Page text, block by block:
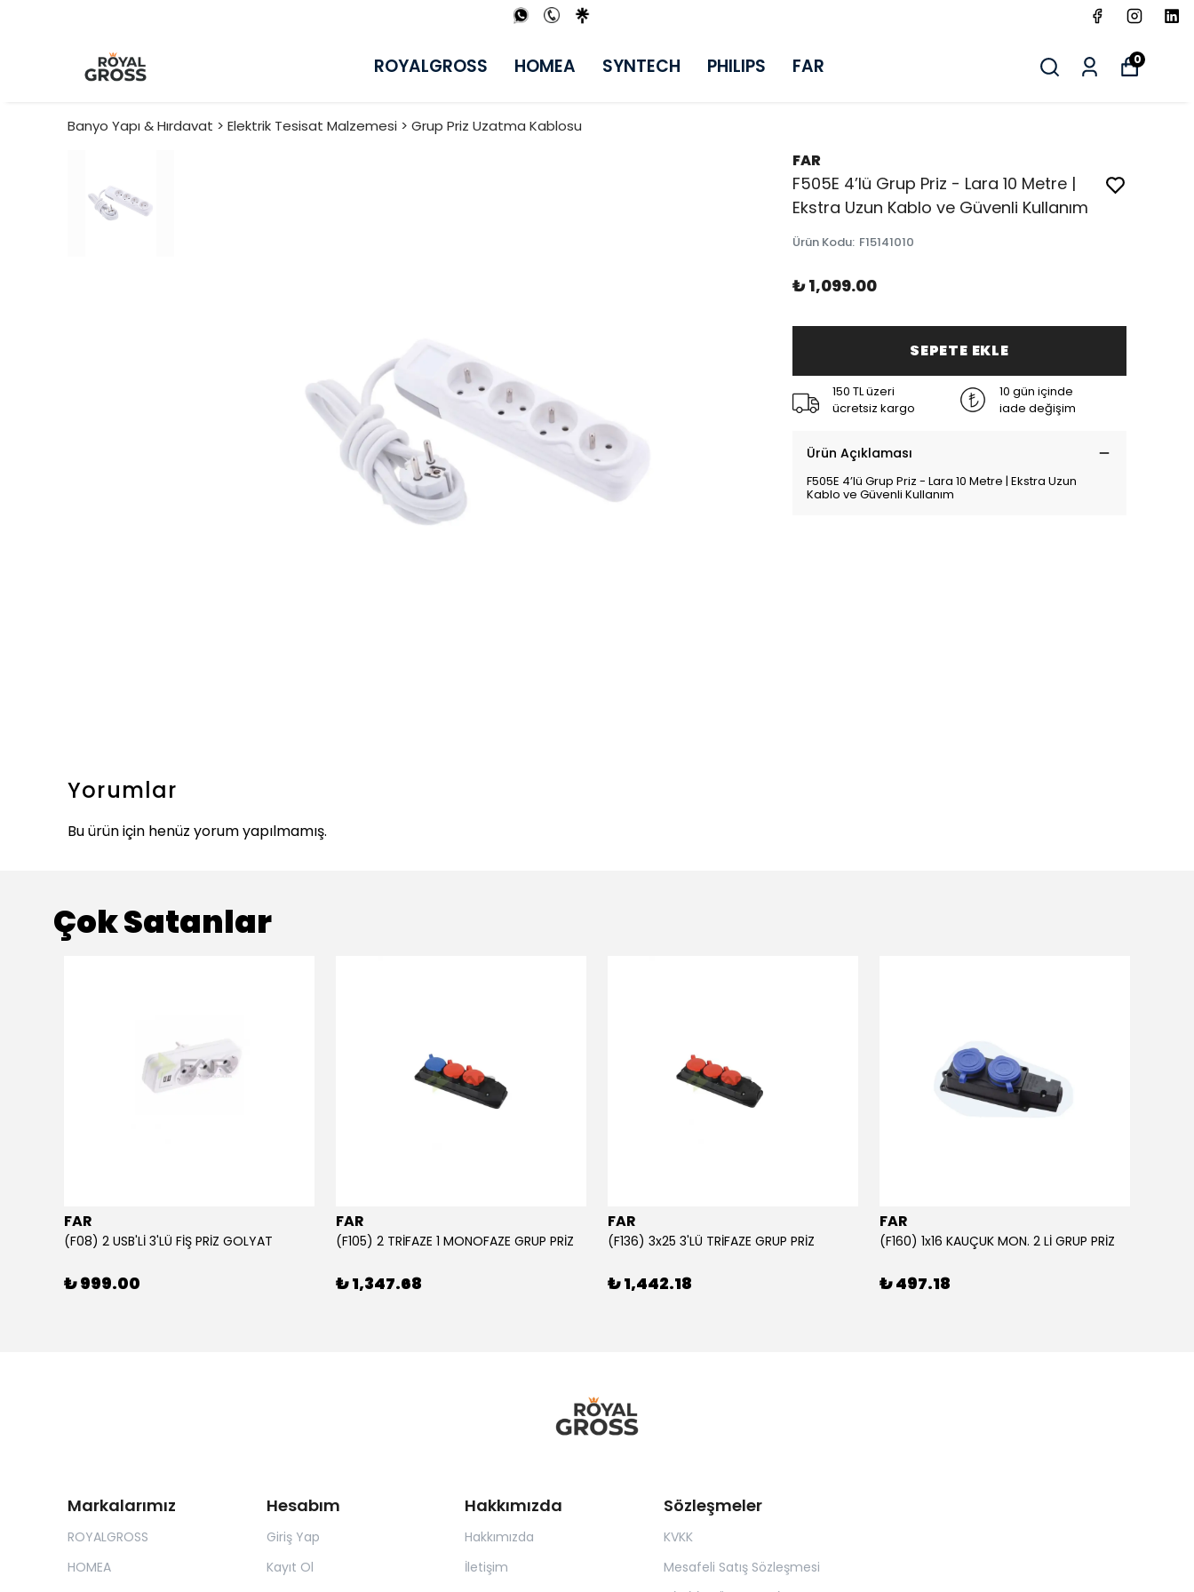
ROYALGROSS HOMEA SYNTECH PHILIPS FAR 0
Banyo Yapı & Hırdavat > Elektrik Tesisat Malzemesi > Grup Priz Uzatma Kablosu
FAR
F505E 4’lü Grup Priz - Lara 10 Metre |
Ekstra Uzun Kablo ve Güvenli Kullanım
Ürün Kodu: F15141010
₺ 1,099.00
SEPETE EKLE
150 TL üzeri
ücretsiz kargo
10 gün içinde
iade değişim
Ürün Açıklaması
F505E 4’lü Grup Priz - Lara 10 Metre | Ekstra Uzun
Kablo ve Güvenli Kullanım
Yorumlar
Bu ürün için henüz yorum yapılmamış.
Çok Satanlar
FAR
(F08) 2 USB'Lİ 3'LÜ FİŞ PRİZ GOLYAT
₺ 999.00
FAR
(F105) 2 TRİFAZE 1 MONOFAZE GRUP PRİZ
₺ 1,347.68
FAR
(F136) 3x25 3'LÜ TRİFAZE GRUP PRİZ
₺ 1,442.18
FAR
(F160) 1x16 KAUÇUK MON. 2 Lİ GRUP PRİZ
₺ 497.18
Markalarımız
ROYALGROSS
HOMEA
Hesabım
Giriş Yap
Kayıt Ol
Hakkımızda
Hakkımızda
İletişim
Sözleşmeler
KVKK
Mesafeli Satış Sözleşmesi